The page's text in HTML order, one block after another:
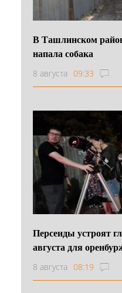
В Ташлинском
напала собака
8 августа 09:33
Персеиды устроят
августа для
8 августа 08:19